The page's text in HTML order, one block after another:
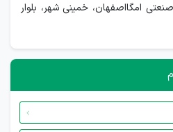
امگااصفهان، خمینی شهر، بلوار